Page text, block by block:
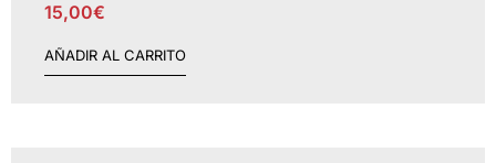
15,00€
AÑADIR AL CARRITO